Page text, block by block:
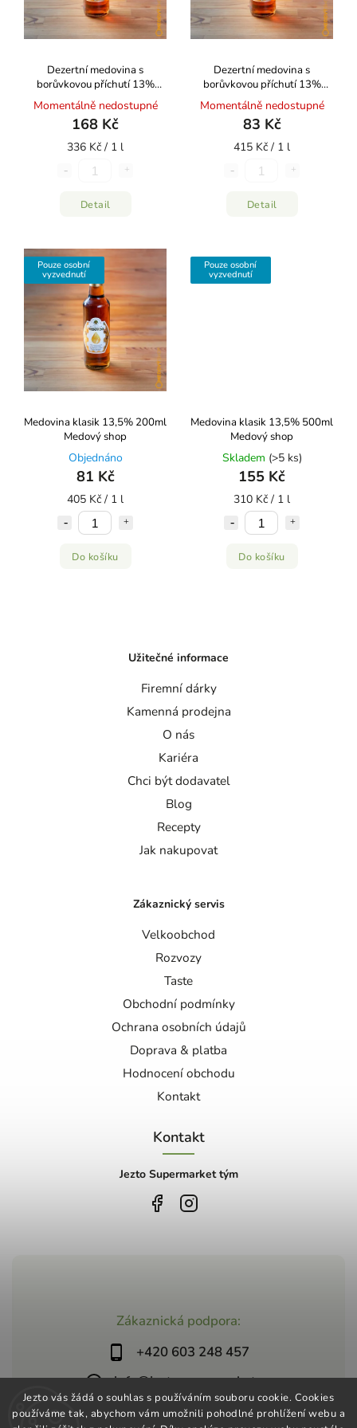
Jezto vás žádá o souhlas s používáním souboru cookie. Cookies
používáme tak, abychom vám umožnili pohodlné prohlížení webu a
Dezertní medovina s
borůvkovou příchutí 13%
500ml Medový shop
Momentálně nedostupné
168 Kč
336 Kč / 1 l
Detail
Dezertní medovina s
borůvkovou příchutí 13%
200ml Medový shop
Momentálně nedostupné
83 Kč
415 Kč / 1 l
Detail
Pouze osobní
vyzvednutí
Medovina klasik 13,5% 200ml
Medový shop
Objednáno
81 Kč
405 Kč / 1 l
Do košíku
Pouze osobní
vyzvednutí
Medovina klasik 13,5% 500ml
Medový shop
Skladem (>5 ks)
155 Kč
310 Kč / 1 l
Do košíku
Zákaznická podpora:
+420 603 248 457
info@jeztosupermarket.cz
Užitečné informace
Firemní dárky
Kamenná prodejna
O nás
Kariéra
Chci být dodavatel
Blog
Recepty
Jak nakupovat
Zákaznický servis
Velkoobchod
Rozvozy
Taste
Obchodní podmínky
Ochrana osobních údajů
Doprava & platba
Hodnocení obchodu
Kontakt
Kontakt
Jezto Supermarket tým